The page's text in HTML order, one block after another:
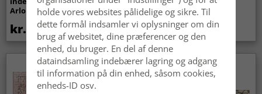
Arlo (beige)
kr.439 kr.369
Nyhed
holde vores websites pålidelige og sikre. Til
dette formål indsamler vi oplysninger om din
brug af websitet, dine præferencer og den
enhed, du bruger. En del af denne
dataindsamling indebærer lagring og adgang
til information på din enhed, såsom cookies,
enheds-ID osv.